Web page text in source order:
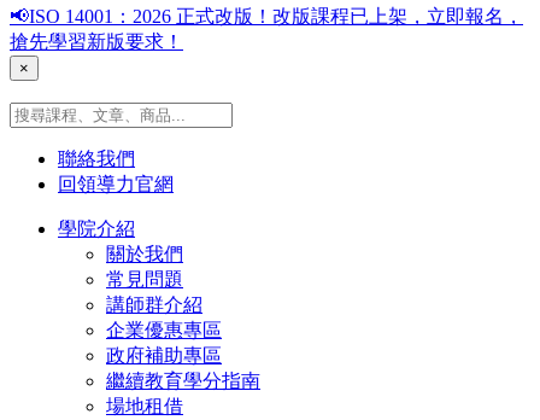
📢ISO 14001：2026 正式改版！改版課程已上架，立即報名，
搶先學習新版要求！
×
聯絡我們
回領導力官網
學院介紹
關於我們
常見問題
講師群介紹
企業優惠專區
政府補助專區
繼續教育學分指南
場地租借